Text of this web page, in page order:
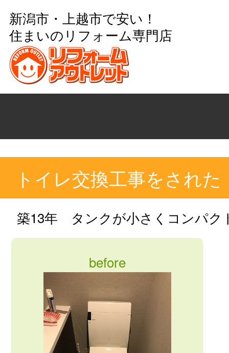
新潟市・上越市で安い！
住まいのリフォーム専門店
トイレ交換工事をされ
築13年 タンクが小さくコンパク
before